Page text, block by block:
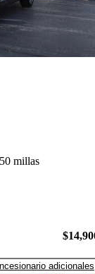
millas
adicionales